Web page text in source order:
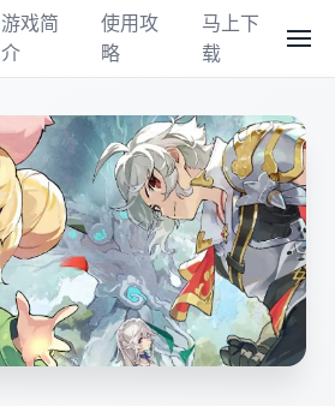
游戏简
介
使用攻
略
马上下
载